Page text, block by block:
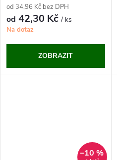
od 34,96 Kč bez DPH
od 42,30 Kč/ ks
Na dotaz
ZOBRAZIT
–10 %